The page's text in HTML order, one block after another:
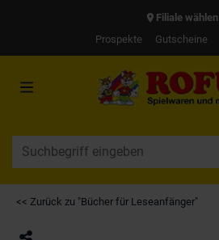
Filiale wählen
Prospekte
Gutscheine
<< Zurück zu "Bücher für Leseanfänger"